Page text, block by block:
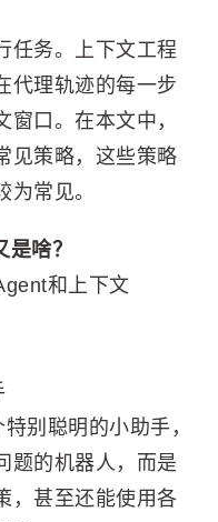
任务。上下文工程
代理轨迹的每一步
口。在本文中，
见策略，这些策略
常见。
啥？
和上下文
别聪明的小助手，
题的机器人，而是
，甚至还能使用各